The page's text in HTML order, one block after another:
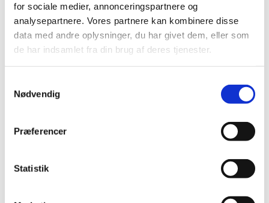
for sociale medier, annonceringspartnere og
analysepartnere. Vores partnere kan kombinere disse
data med andre oplysninger, du har givet dem, eller som
de har indsamlet fra din brug af deres tjenester.
Nødvendig
Præferencer
Statistik
Adspurgt, hvordan han bevarer videbegæret efter
så mange år i faget og efter at have gennemført
stort set alt, der er muligt, fra
diplomtræneruddannelsen til
– Når jeg kommer ud i hallen og ser det, der sker,
motiveres til at udvikle sig videre, så gør det det
hele for mig. Motivationen til at lære nyt som
der er spillere, som synes, det er sjovt at spille